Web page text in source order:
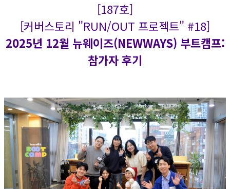
[187호]
[커버스토리 "RUN/OUT 프로젝트" #18]
2025년 12월 뉴웨이즈(NEWWAYS) 부트캠프:
참가자 후기